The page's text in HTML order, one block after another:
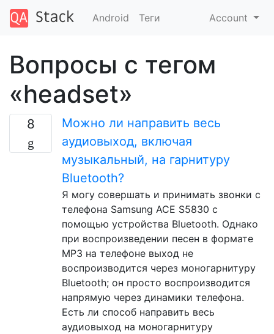
Android Теги Account
Вопросы с тегом
«headset»
8
Можно ли направить весь
аудиовыход, включая
музыкальный, на гарнитуру
Bluetooth?
Я могу совершать и принимать звонки с
телефона Samsung ACE S5830 с
помощью устройства Bluetooth. Однако
при воспроизведении песен в формате
MP3 на телефоне выход не
воспроизводится через моногарнитуру
Bluetooth; он просто воспроизводится
напрямую через динамики телефона.
Есть ли способ направить весь
аудиовыход на моногарнитуру